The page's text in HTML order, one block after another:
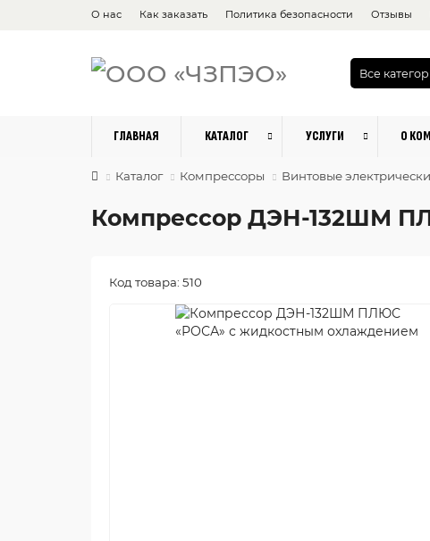
О нас Как заказать Политика безопасности Отзывы
Все
ГЛАВНАЯ КАТАЛОГ УСЛУГИ О
Каталог Компрессоры Винтовые
Компрессор ДЭН-132ШМ
Код товара: 510